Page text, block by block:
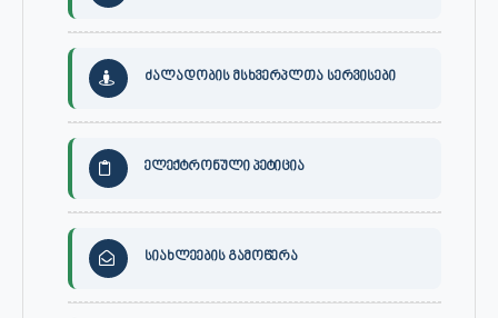
ძალადობის მსხვერპლთა სერვისები
ელექტრონული პეტიცია
სიახლეების გამოწერა